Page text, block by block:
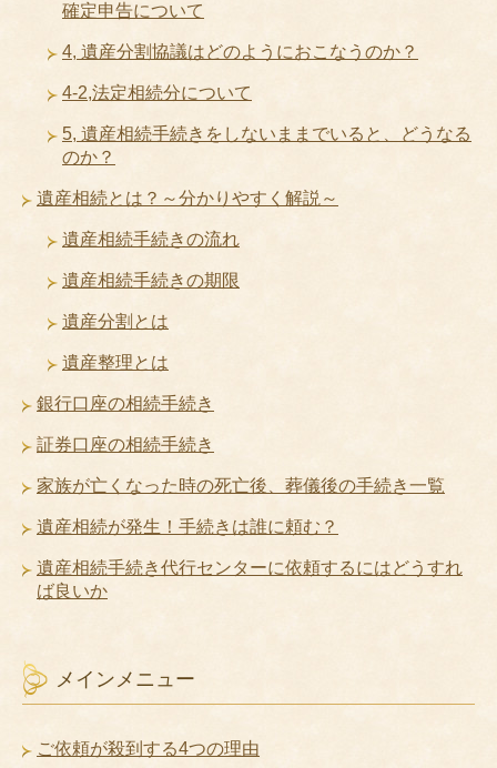
確定申告について
4, 遺産分割協議はどのようにおこなうのか？
4-2,法定相続分について
5, 遺産相続手続きをしないままでいると、どうなる
のか？
遺産相続とは？～分かりやすく解説～
遺産相続手続きの流れ
遺産相続手続きの期限
遺産分割とは
遺産整理とは
銀行口座の相続手続き
証券口座の相続手続き
家族が亡くなった時の死亡後、葬儀後の手続き一覧
遺産相続が発生！手続きは誰に頼む？
遺産相続手続き代行センターに依頼するにはどうすれ
ば良いか
メインメニュー
ご依頼が殺到する4つの理由